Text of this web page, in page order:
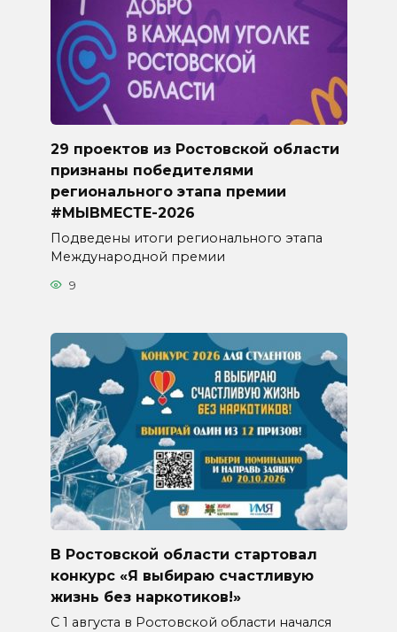
29 проектов из Ростовской области
признаны победителями
регионального этапа премии
#МЫВМЕСТЕ-2026
Подведены итоги регионального этапа
Международной премии
9
В Ростовской области стартовал
конкурс «Я выбираю счастливую
жизнь без наркотиков!»
С 1 августа в Ростовской области начался